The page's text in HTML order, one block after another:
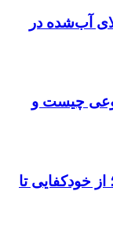
آب‌شده در
چیست و
خودکفایی تا